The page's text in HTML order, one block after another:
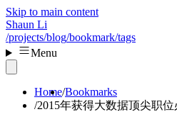
Skip to main content
Shaun Li
/projects/blog/bookmark/tags
Menu
Home Bookmarks
2015年获得大数据顶尖职